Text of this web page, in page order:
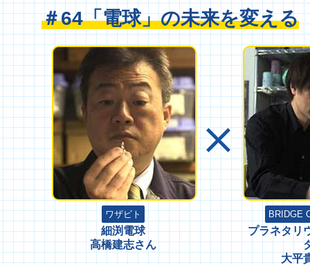
＃64「電球」の未来を変える
ワザビト
細渕電球
高橋建志さん
BRIDGE
プラネタリ
大平